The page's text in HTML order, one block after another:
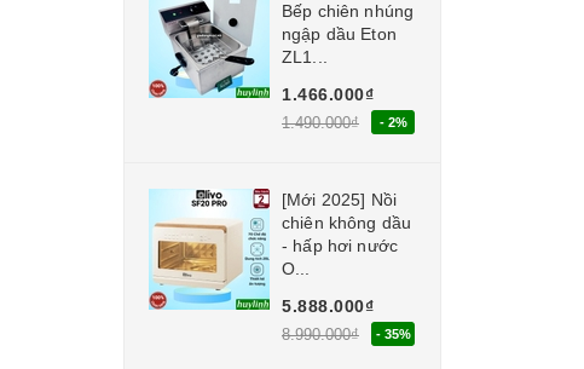
Bếp chiên nhúng
ngập dầu Eton
ZL1...
1.466.000₫
1.490.000₫ - 2%
[Mới 2025] Nồi
chiên không dầu
- hấp hơi nước
O...
5.888.000₫
8.990.000₫ - 35%